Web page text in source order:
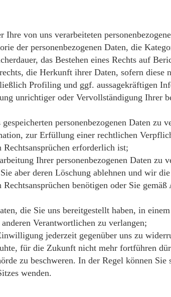
von uns verarbeiteten
der personenbezogenen Daten, die
das Bestehen eines Rechts auf
die Herkunft ihrer Daten, sofern diese
Profiling und ggf. aussagekräftigen
unrichtiger oder Vervollständigung Ihrer
personenbezogenen Daten zu
zur Erfüllung einer rechtlichen
erforderlich ist;
Ihrer personenbezogenen Daten
aber deren Löschung ablehnen und wir
benötigen oder Sie
die Sie uns bereitgestellt haben, in
Verantwortlichen zu verlangen;
jederzeit gegenüber uns zu
für die Zukunft nicht mehr fortführen
zu beschweren. In der Regel können
wenden.